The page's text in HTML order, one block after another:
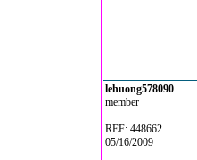
lehuong578090
member
REF: 448662
05/16/2009